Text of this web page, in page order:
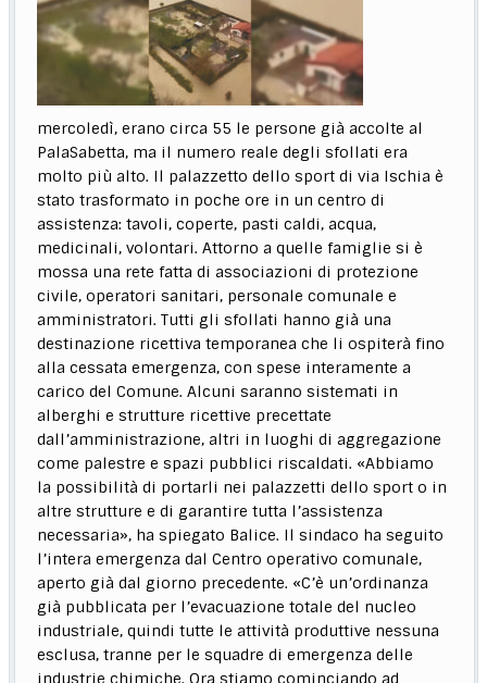
mercoledì, erano circa 55 le persone già accolte al
PalaSabetta, ma il numero reale degli sfollati era
molto più alto. Il palazzetto dello sport di via Ischia è
stato trasformato in poche ore in un centro di
assistenza: tavoli, coperte, pasti caldi, acqua,
medicinali, volontari. Attorno a quelle famiglie si è
mossa una rete fatta di associazioni di protezione
civile, operatori sanitari, personale comunale e
amministratori. Tutti gli sfollati hanno già una
destinazione ricettiva temporanea che li ospiterà fino
alla cessata emergenza, con spese interamente a
carico del Comune. Alcuni saranno sistemati in
alberghi e strutture ricettive precettate
dall’amministrazione, altri in luoghi di aggregazione
come palestre e spazi pubblici riscaldati. «Abbiamo
la possibilità di portarli nei palazzetti dello sport o in
altre strutture e di garantire tutta l’assistenza
necessaria», ha spiegato Balice. Il sindaco ha seguito
l’intera emergenza dal Centro operativo comunale,
aperto già dal giorno precedente. «C’è un’ordinanza
già pubblicata per l’evacuazione totale del nucleo
industriale, quindi tutte le attività produttive nessuna
esclusa, tranne per le squadre di emergenza delle
industrie chimiche. Ora stiamo cominciando ad